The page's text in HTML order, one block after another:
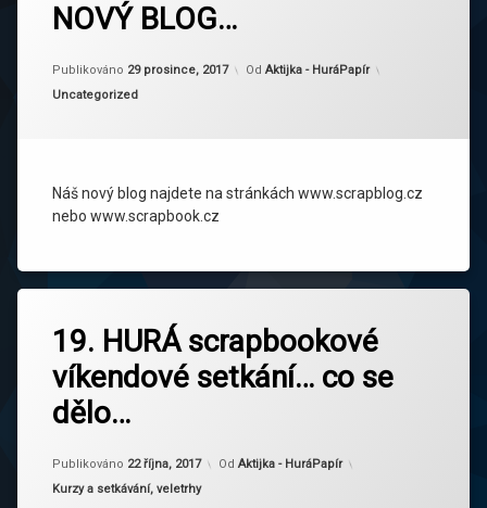
NOVÝ BLOG…
Publikováno 29 prosince, 2017
Aktualizováno 29 prosince, 2017
Od Aktijka - HuráPapír
Kategorie:
Uncategorized
Náš nový blog najdete na stránkách www.scrapblog.cz
nebo www.scrapbook.cz
19. HURÁ scrapbookové
víkendové setkání… co se
dělo…
Publikováno 22 října, 2017 Od Aktijka - HuráPapír
Kategorie:
Kurzy a setkávání, veletrhy